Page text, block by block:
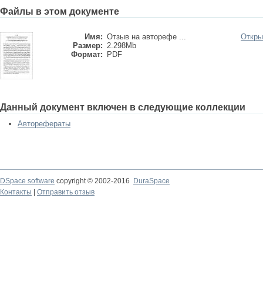
Файлы в этом документе
Имя: Отзыв на авторефе ...
Размер: 2.298Mb
Формат:
PDF
Данный документ включен в следующие коллекции
Авторефераты
DSpace software copyright © 2002-2016
DuraSpace
Контакты
Отправить отзыв